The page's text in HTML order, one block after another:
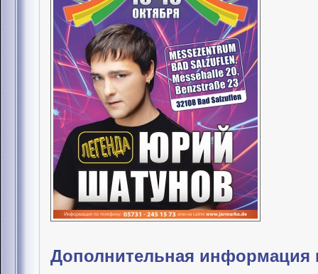
Дополнительная информация